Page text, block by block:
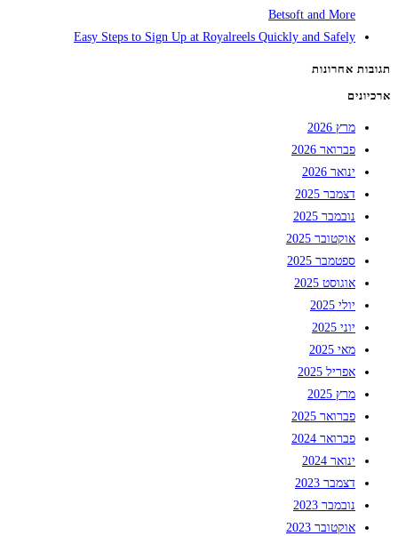
Betsoft and More
Easy Steps to Sign Up at Royalreels Quickly and Safely
תגובות אחרונות
ארכיונים
מרץ 2026
פברואר 2026
ינואר 2026
דצמבר 2025
נובמבר 2025
אוקטובר 2025
ספטמבר 2025
אוגוסט 2025
יולי 2025
יוני 2025
מאי 2025
אפריל 2025
מרץ 2025
פברואר 2025
פברואר 2024
ינואר 2024
דצמבר 2023
נובמבר 2023
אוקטובר 2023